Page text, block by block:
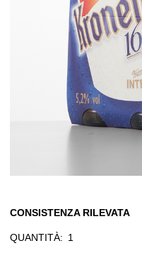
CONSISTENZA RILEVATA
QUANTITÀ: 1